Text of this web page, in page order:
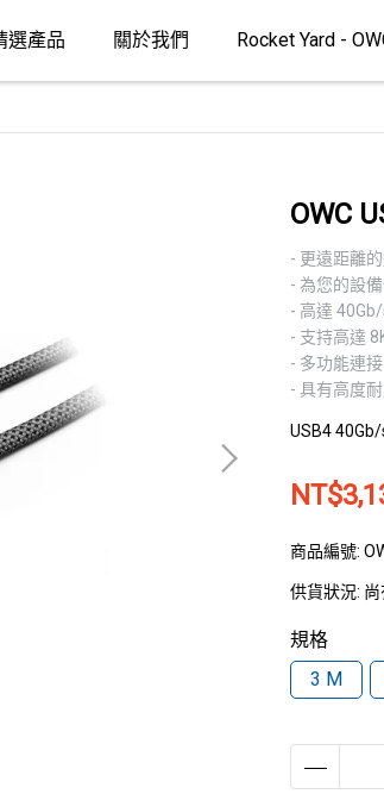
選產品 關於我們 Rocket Yard -
OWC
- 更遠距離
- 為您的設
- 高達
- 支持高達
- 多功能連接
- 具有高度
USB4
商品編號:
供貨狀況:
規格
3 M